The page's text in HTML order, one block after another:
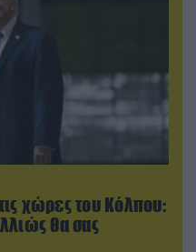
χώρες του Κόλπου:
θα σας